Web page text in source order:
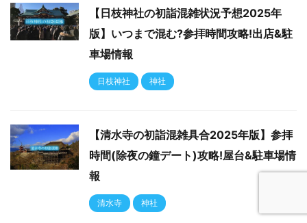
【日枝神社の初詣混雑状況予想2025年
版】いつまで混む?参拝時間攻略!出店&駐
車場情報
日枝神社 神社
【清水寺の初詣混雑具合2025年版】参拝
時間(除夜の鐘デート)攻略!屋台&駐車場情
報
清水寺 神社